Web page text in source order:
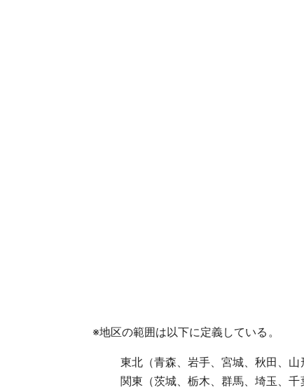
※地区の範囲は以下に定義している。
東北（青森、岩手、宮城、秋田、山
関東（茨城、栃木、群馬、埼玉、千